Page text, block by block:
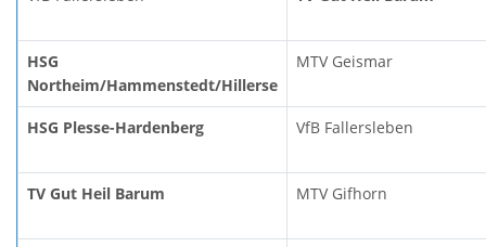
HSG
Northeim/Hammenstedt/Hillerse
MTV Geismar
HSG Plesse-Hardenberg VfB Fallersleben
TV Gut Heil Barum MTV Gifhorn